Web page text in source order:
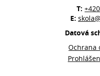
T:
E:
Datová
Ochrana